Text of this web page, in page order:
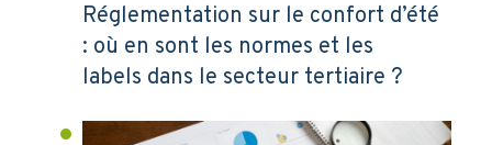
Réglementation sur le confort d’été
: où en sont les normes et les
labels dans le secteur tertiaire ?